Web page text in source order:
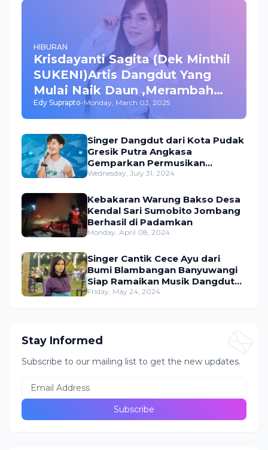
HIBURAN
Krisdayanti Sagita (Dek Minthil
SUKENI)Artis Dangdut Yang
Mulai Naik Daun ,Merambah
Bisnis dan Akting
Edy Suprapto-Monday, March 03, 2025
Singer Dangdut dari Kota Pudak
Gresik Putra Angkasa
Gemparkan Permusikan
Dangdut Indonesia
Wednesday, July 31, 2024
Kebakaran Warung Bakso Desa
Kendal Sari Sumobito Jombang
Berhasil di Padamkan
Monday, April 08, 2024
Singer Cantik Cece Ayu dari
Bumi Blambangan Banyuwangi
Siap Ramaikan Musik Dangdut
Indonesia
Friday, May 24, 2024
Stay Informed
Subscribe to our mailing list to get the new updates.